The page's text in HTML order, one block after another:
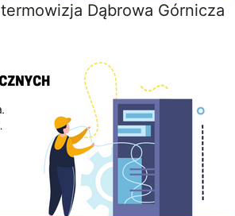
Dąbrowa Górnicza